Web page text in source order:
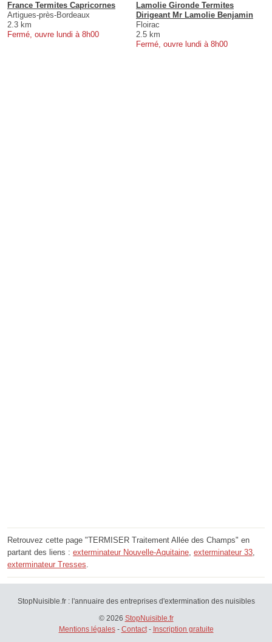
France Termites Capricornes
Artigues-près-Bordeaux
2.3 km
Fermé, ouvre lundi à 8h00
Lamolie Gironde Termites
Dirigeant Mr Lamolie Benjamin
Floirac
2.5 km
Fermé, ouvre lundi à 8h00
Retrouvez cette page "TERMISER Traitement Allée des Champs" en
partant des liens : exterminateur Nouvelle-Aquitaine, exterminateur 33,
exterminateur Tresses.
StopNuisible.fr : l'annuaire des entreprises d'extermination des nuisibles
© 2026 StopNuisible.fr
Mentions légales- Contact- Inscription gratuite